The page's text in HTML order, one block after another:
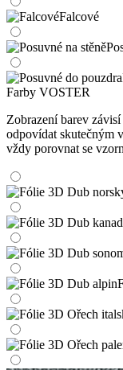
Falcové
Farby VOSTER
Zobrazení barev
odpovídat skutečným
vždy porovnat se